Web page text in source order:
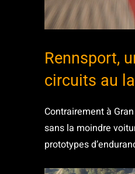
Rennsport,
circuits au
Contrairement à
sans la moindre
prototypes